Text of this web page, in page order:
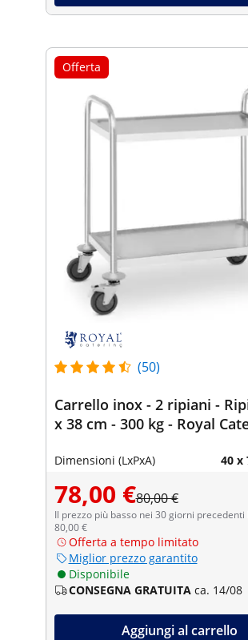
Offerta
(50)
Carrello inox - 2 ripiani -
x 38 cm - 300 kg - Royal
Dimensioni (LxPxA) 40 x
78,00 €80,00 €
Il prezzo più basso nei 30 giorni precedenti
80,00 €
Offerta a tempo limitato
Miglior prezzo garantito
Disponibile
CONSEGNA GRATUITA ca. 14/08
Aggiungi al carrello